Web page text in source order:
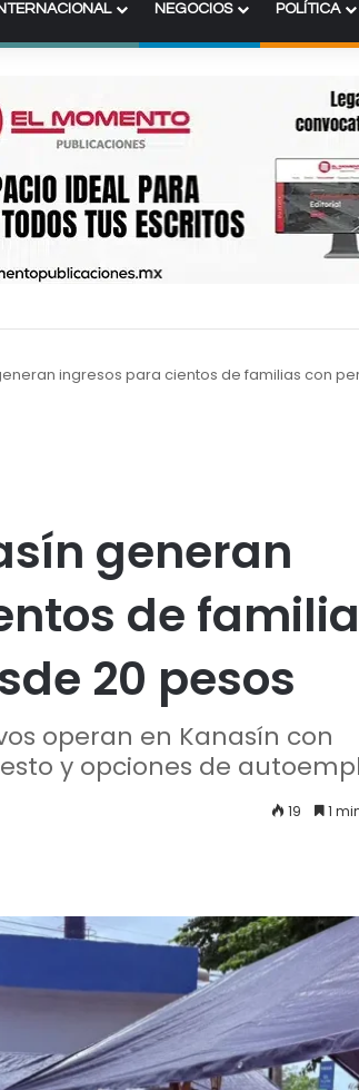
NEGOCIOS POLÍTICA
ingresos para cientos de familias con
generan
de
20 pesos
operan en Kanasín con
y opciones de
19 1